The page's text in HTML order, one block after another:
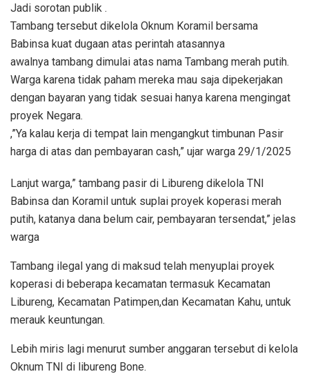
Jadi sorotan publik .
Tambang tersebut dikelola Oknum Koramil bersama
Babinsa kuat dugaan atas perintah atasannya
awalnya tambang dimulai atas nama Tambang merah putih.
Warga karena tidak paham mereka mau saja dipekerjakan
dengan bayaran yang tidak sesuai hanya karena mengingat
proyek Negara.
,”Ya kalau kerja di tempat lain mengangkut timbunan Pasir
harga di atas dan pembayaran cash,” ujar warga 29/1/2025
Lanjut warga,” tambang pasir di Libureng dikelola TNI
Babinsa dan Koramil untuk suplai proyek koperasi merah
putih, katanya dana belum cair, pembayaran tersendat,” jelas
warga
Tambang ilegal yang di maksud telah menyuplai proyek
koperasi di beberapa kecamatan termasuk Kecamatan
Libureng, Kecamatan Patimpen,dan Kecamatan Kahu, untuk
merauk keuntungan.
Lebih miris lagi menurut sumber anggaran tersebut di kelola
Oknum TNI di libureng Bone.